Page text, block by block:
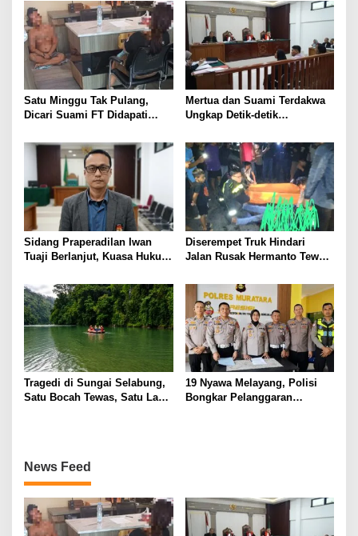
s
i
p
o
s
Satu Minggu Tak Pulang,
Dicari Suami FT Didapati
Mertua dan Suami Terdakwa
Ungkap Detik-detik
Asep di Kertapati
Sidang Praperadilan Iwan
Tuaji Berlanjut, Kuasa Hukum
Penggeledahan
Diserempet Truk Hindari
Jalan Rusak Hermanto Tewas
Tragedi di Sungai Selabung,
Satu Bocah Tewas, Satu Lagi
19 Nyawa Melayang, Polisi
Bongkar Pelanggaran
News Feed